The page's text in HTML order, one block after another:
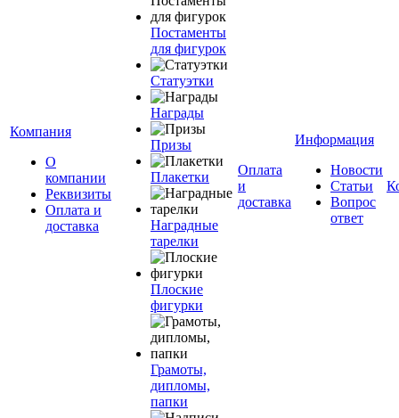
Компания
О
компании
Реквизиты
Оплата и
доставка
Постаменты
для фигурок
Статуэтки
Награды
Призы
Плакетки
Наградные
тарелки
Плоские
фигурки
Грамоты,
дипломы,
папки
Оплата
и
доставка
Информация
Новости
Статьи
Вопрос
ответ